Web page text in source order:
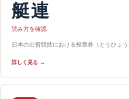
艇連
読み方を確認
日本の公営競技における投票券（とうひょ
詳しく見る →